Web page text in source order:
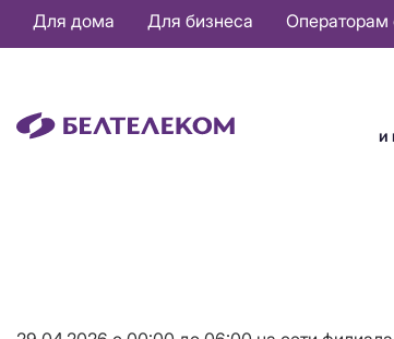
Основная
навигация
Для дома Для бизнеса Операторам
и